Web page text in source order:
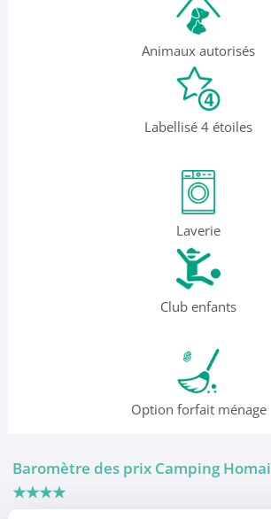
Animaux autorisés
Labellisé 4 étoiles
Laverie
Club enfants
Option forfait ménage
Baromètre des prix Camping
★★★★